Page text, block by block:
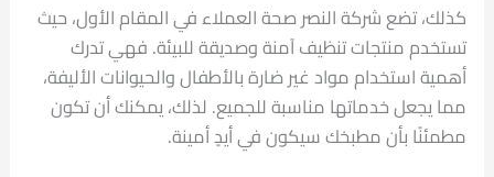
كذلك، تضع شركة النصر صحة العملاء في المقام الأول، حيث
تستخدم منتجات تنظيف آمنة وصديقة للبيئة. فهي تدرك
أهمية استخدام مواد غير ضارة بالأطفال والحيوانات الأليفة،
مما يجعل خدماتها مناسبة للجميع. لذلك، يمكنك أن تكون
مطمئنًا بأن مطبخك سيكون في أيدٍ أمينة.